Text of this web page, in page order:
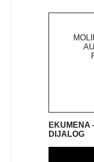
EKUMENA
DIJALOG